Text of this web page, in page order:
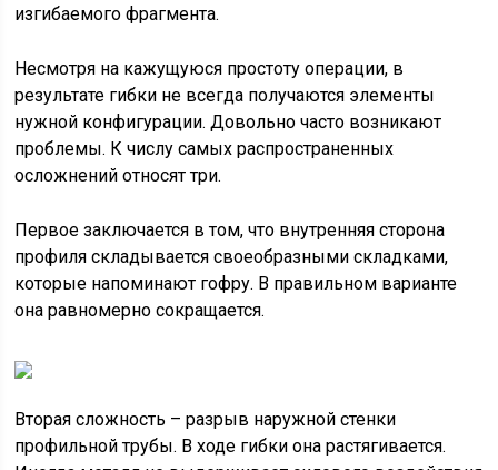
изгибаемого фрагмента.
Несмотря на кажущуюся простоту операции, в
результате гибки не всегда получаются элементы
нужной конфигурации. Довольно часто возникают
проблемы. К числу самых распространенных
осложнений относят три.
Первое заключается в том, что внутренняя сторона
профиля складывается своеобразными складками,
которые напоминают гофру. В правильном варианте
она равномерно сокращается.
Вторая сложность – разрыв наружной стенки
профильной трубы. В ходе гибки она растягивается.